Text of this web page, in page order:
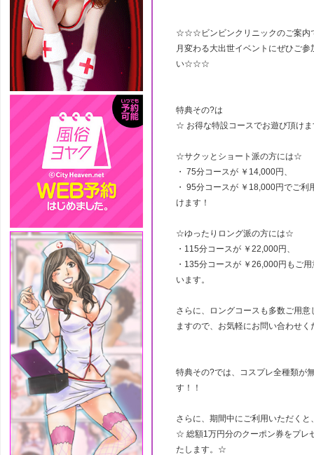
☆☆☆ビンビンクリニックのご案内
月変わる大出世イベントにぜひご参
い☆☆☆
特典その?は
☆ お得な特設コースでお遊び頂け
☆サクッとショート派の方には☆
・ 75分コースが ￥14,000円、
・ 95分コースが ￥18,000円でご利
けます！
☆ゆったりロング派の方には☆
・115分コースが ￥22,000円、
・135分コースが ￥26,000円もご
います。
さらに、ロングコースも多数ご用意
ますので、お気軽にお問い合わせく
特典その?では、コスプレ全種類が
す！！
さらに、期間中にご利用いただくと
☆ 総額1万円分のクーポン券をプレ
たします。☆